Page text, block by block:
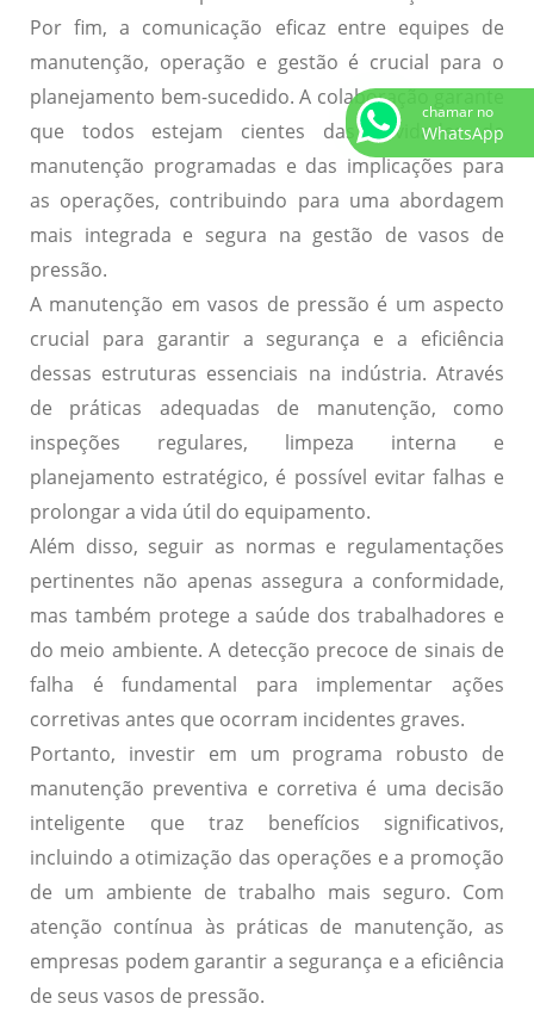
Por fim, a comunicação eficazentre equipes de
manutenção, operação e gestão é crucial para o
planejamento bem-sucedido. A colaboração garante
que todos estejam cientes das atividades de
manutenção programadas e das implicações para
as operações, contribuindo para uma abordagem
mais integrada e segura na gestão de vasos de
pressão.
A manutenção em vasos de pressão é um aspecto
crucial para garantir a segurança e a eficiência
dessas estruturas essenciais na indústria. Através
de práticas adequadas de manutenção, como
inspeções regulares, limpeza interna e
planejamento estratégico, é possível evitar falhas e
prolongar a vida útil do equipamento.
Além disso, seguir as normas e regulamentações
pertinentes não apenas assegura a conformidade,
mas também protege a saúde dos trabalhadores e
do meio ambiente. A detecção precoce de sinais de
falha é fundamental para implementar ações
corretivas antes que ocorram incidentes graves.
Portanto, investir em um programa robusto de
manutenção preventiva e corretiva é uma decisão
inteligente que traz benefícios significativos,
incluindo a otimização das operações e a promoção
de um ambiente de trabalho mais seguro. Com
atenção contínua às práticas de manutenção, as
empresas podem garantir a segurança e a eficiência
de seus vasos de pressão.
chamar no
WhatsApp